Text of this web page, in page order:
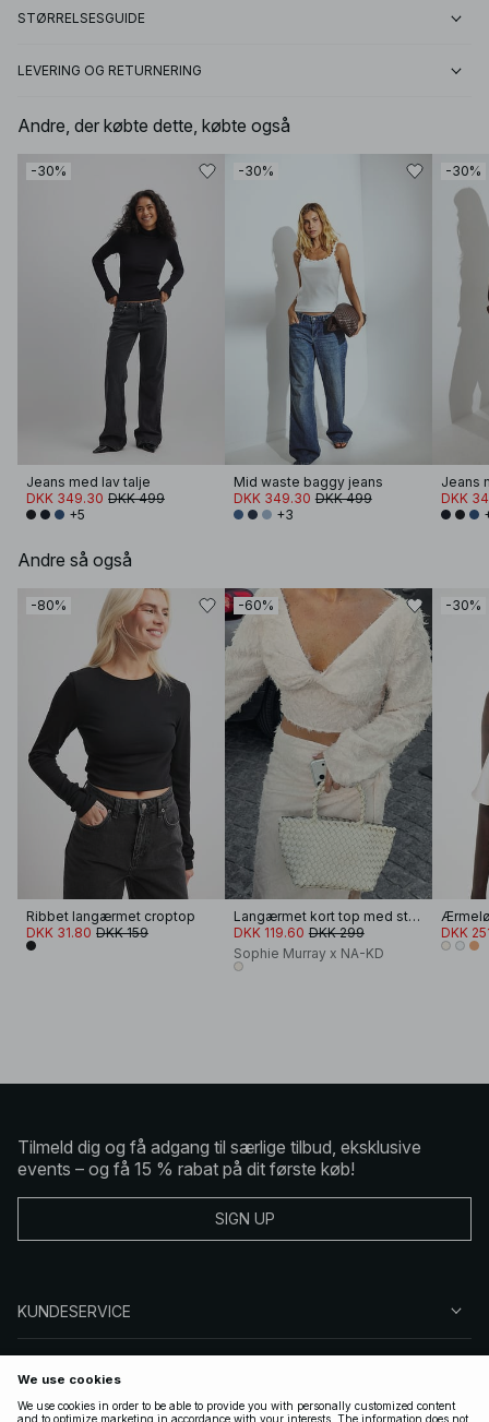
STØRRELSESGUIDE
LEVERING OG RETURNERING
Andre, der købte dette, købte også
-30%
Jeans med lav talje
DKK 349.30 DKK 499
+5
-30%
Mid waste baggy jeans
DKK 349.30 DKK 499
+3
-30%
Jeans
DKK
Andre så også
-80%
Ribbet langærmet croptop
DKK 31.80 DKK 159
-60%
Langærmet kort top med struktur
DKK 119.60 DKK 299
Sophie Murray x NA-KD
-30%
DKK
Tilmeld dig og få adgang til særlige tilbud, eksklusive
events – og få 15 % rabat på dit første køb!
SIGN UP
KUNDESERVICE